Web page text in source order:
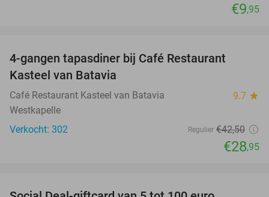
€9,95
4-gangen tapasdiner bij Café Restaurant
Kasteel van Batavia
Café Restaurant Kasteel van Batavia 9.7 star
Westkapelle
Verkocht: 302
Regulier €42,50
€28,95